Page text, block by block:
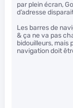
par plein écran,
d’adresse
Les barres de
& ça ne va pas
bidouilleurs, mais
navigation doit